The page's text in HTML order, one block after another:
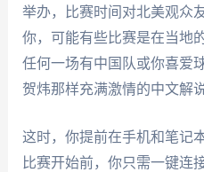
举办，比赛时间对北美观众
你，可能有些比赛是在当地
任何一场有中国队或你喜爱
贺炜那样充满激情的中文解说
这时，你提前在手机和笔记
比赛开始前，你只需一键连